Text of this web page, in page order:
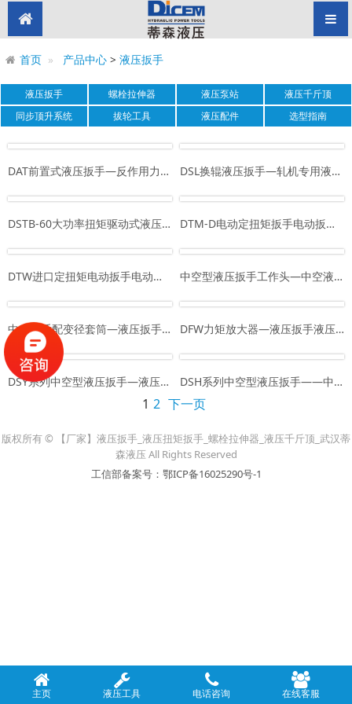
首页 产品中心> 液压扳手
液压扳手 螺栓拉伸器 液压泵站
液压千斤顶
同步顶升系统
拔轮工具 液压配件 选型指南
DAT前置式液压扳手—反作用力臂前置式液压扭矩扳手液压扭力扳手 DSL换辊液压扳手—轧机专用液压扳手液压扭矩扳手液压扭力扳手
DSTB-60大功率扭矩驱动式液压扳手DICEM蒂森液压 DTM-D电动定扭矩扳手电动扳手充电扳手
DTW进口定扭矩电动扳手电动扭矩扳手厂家直销 中空型液压扳手工作头—中空液压扳手中空式液压扳手液压扭矩扳手
中空型适配变径套筒—液压扳手套筒风炮套筒重型套筒可定制 DFW力矩放大器—液压扳手液压扭矩扳手生产厂家制造商定制生产
DSY系列中空型液压扳手—液压力矩扳手中空扳手中空式扳手 DSH系列中空型液压扳手——中空液压扳手中空式扳手可定制
1 2 下一页
版权所有 © 【厂家】液压扳手_液压扭矩扳手_螺栓拉伸器_液压千斤顶_武汉蒂
森液压 All Rights Reserved
工信部备案号：鄂ICP备16025290号-1
主页 液压工具 电话咨询 在线客服